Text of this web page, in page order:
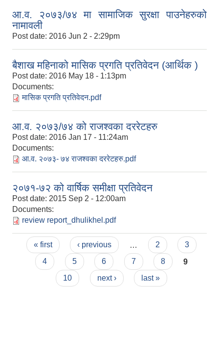
आ.व. २०७३/७४ मा सामाजिक सुरक्षा पाउनेहरुको
नामावली
Post date: 2016 Jun 2 - 2:29pm
बैशाख महिनाको मासिक प्रगति प्रतिवेदन (आर्थिक )
Post date: 2016 May 18 - 1:13pm
Documents:
मासिक प्रगति प्रतिवेदन.pdf
आ.व. २०७३/७४ को राजश्वका दररेटहरु
Post date: 2016 Jan 17 - 11:24am
Documents:
आ.व. २०७३- ७४ राजश्वका दररेटहरु.pdf
२०७१-७२ को वार्षिक समीक्षा प्रतिवेदन
Post date: 2015 Sep 2 - 12:00am
Documents:
review report_dhulikhel.pdf
Pages
« first ‹ previous 2
3
4
5 6 7 8
9
10
next › last »